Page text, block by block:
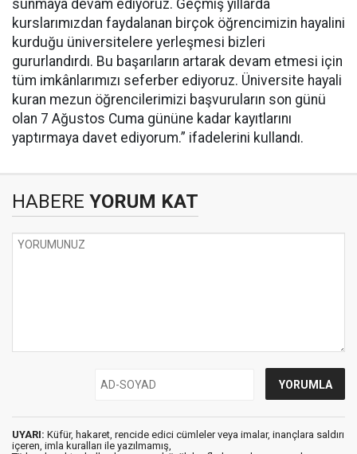
sunmaya devam ediyoruz. Geçmiş yıllarda
kurslarımızdan faydalanan birçok öğrencimizin hayalini
kurduğu üniversitelere yerleşmesi bizleri
gururlandırdı. Bu başarıların artarak devam etmesi için
tüm imkânlarımızı seferber ediyoruz. Üniversite hayali
kuran mezun öğrencilerimizi başvuruların son günü
olan 7 Ağustos Cuma gününe kadar kayıtlarını
yaptırmaya davet ediyorum.” ifadelerini kullandı.
HABERE YORUM KAT
UYARI: Küfür, hakaret, rencide edici cümleler veya imalar, inançlara saldırı
içeren, imla kuralları ile yazılmamış,